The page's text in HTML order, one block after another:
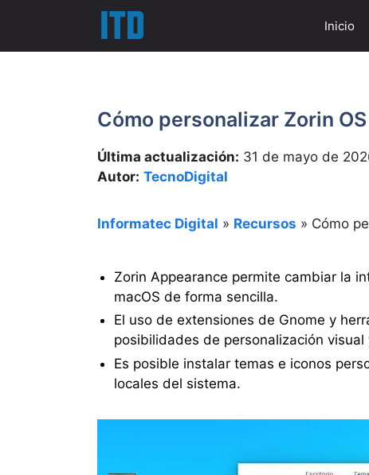
contenido
Inicio
Cómo personalizar Zorin
Última actualización: 31 de mayo de
Autor: TecnoDigital
Informatec Digital » Recursos » Cómo
Zorin Appearance permite cambiar la
macOS de forma sencilla.
El uso de extensiones de Gnome y
posibilidades de personalización visual
Es posible instalar temas e iconos
locales del sistema.